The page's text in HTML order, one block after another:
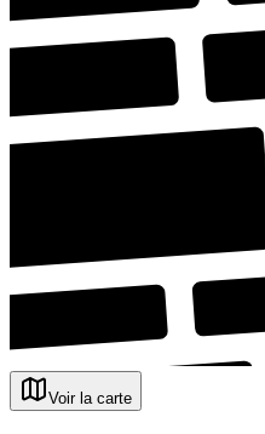
Voir la carte